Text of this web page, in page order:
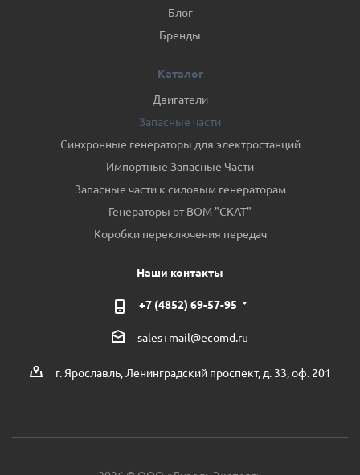
Блог
Бренды
Каталог
Двигатели
Запасные части
Синхронные генераторы для электростанций
Импортные Запасные Части
Запасные части к силовым генераторам
Генераторы от ВОМ "СКАТ"
Коробки переключения передач
Наши контакты
+7 (4852) 69-57-95
sales+mail@ecomd.ru
г. Ярославль, Ленинградский проспект, д. 33, оф. 201